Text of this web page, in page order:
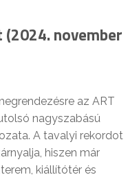
november
az ART
nagyszabású
A tavalyi rekordot
hiszen már
kiállítótér és